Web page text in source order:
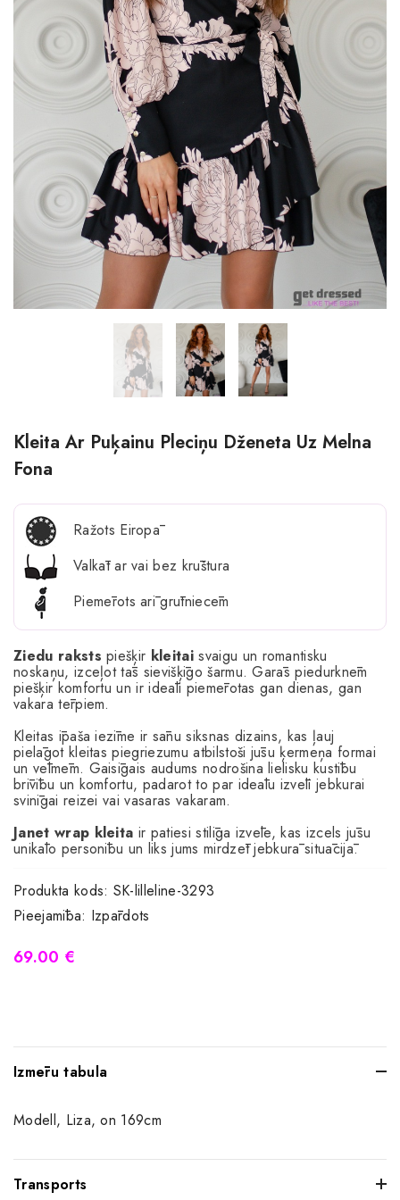
Kleita Ar Puķainu Pleciņu Dženeta Uz Melna
Fona
Ražots Eiropā
Valkāt ar vai bez krūštura
Piemērots arī grūtniecēm
Ziedu raksts piešķir kleitai svaigu un romantisku
noskaņu, izceļot tās sievišķīgo šarmu. Garās piedurknēm
piešķir komfortu un ir ideāli piemērotas gan dienas, gan
vakara tērpiem.
Kleitas īpaša iezīme ir sānu siksnas dizains, kas ļauj
pielāgot kleitas piegriezumu atbilstoši jūsu ķermeņa formai
un vēlmēm. Gaisīgais audums nodrošina lielisku kustību
brīvību un komfortu, padarot to par ideālu izvēli jebkurai
svinīgai reizei vai vasaras vakaram.
Janet wrap kleita ir patiesi stilīga izvēle, kas izcels jūsu
unikālo personību un liks jums mirdzēt jebkurā situācijā.
Produkta kods: SK-lilleline-3293
Pieejamība: Izpārdots
69.00 €
Izmēru tabula
Modell, Liza, on 169cm
Transports